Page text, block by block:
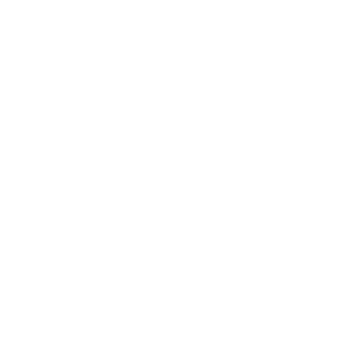
господарства» та аспірантуру при ДНСГБ УААН.
науки й техніки, історія та філософія